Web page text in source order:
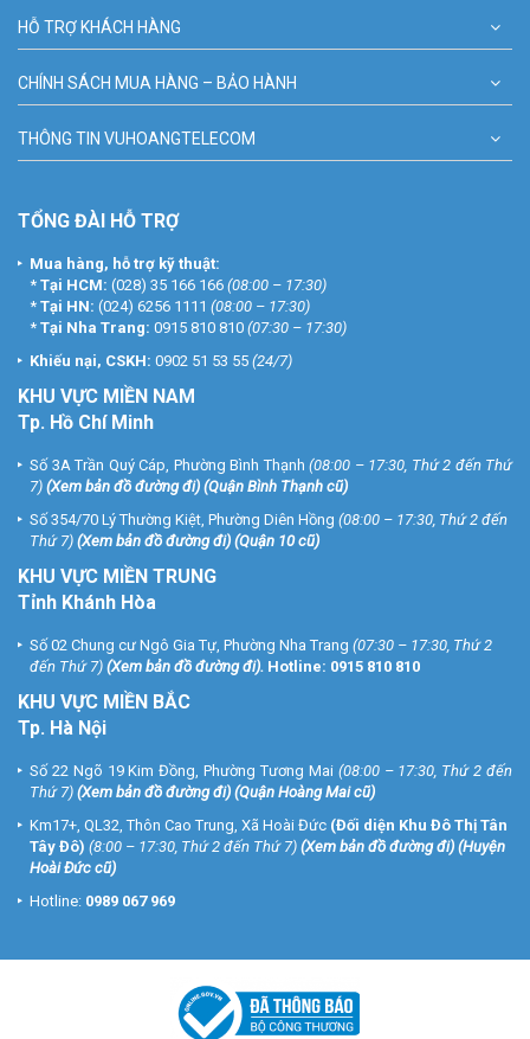
HỖ TRỢ KHÁCH HÀNG
CHÍNH SÁCH MUA HÀNG – BẢO HÀNH
THÔNG TIN VUHOANGTELECOM
TỔNG ĐÀI HỖ TRỢ
Mua hàng, hỗ trợ kỹ thuật:
* Tại HCM: (028) 35 166 166 (08:00 – 17:30)
* Tại HN: (024) 6256 1111 (08:00 – 17:30)
* Tại Nha Trang: 0915 810 810 (07:30 – 17:30)
Khiếu nại, CSKH: 0902 51 53 55 (24/7)
KHU VỰC MIỀN NAM
Tp. Hồ Chí Minh
Số 3A Trần Quý Cáp, Phường Bình Thạnh (08:00 – 17:30, Thứ 2 đến Thứ
7) (Xem bản đồ đường đi) (Quận Bình Thạnh cũ)
Số 354/70 Lý Thường Kiệt, Phường Diên Hồng (08:00 – 17:30, Thứ 2 đến
Thứ 7) (Xem bản đồ đường đi) (Quận 10 cũ)
KHU VỰC MIỀN TRUNG
Tỉnh Khánh Hòa
Số 02 Chung cư Ngô Gia Tự, Phường Nha Trang (07:30 – 17:30, Thứ 2
đến Thứ 7) (Xem bản đồ đường đi). Hotline: 0915 810 810
KHU VỰC MIỀN BẮC
Tp. Hà Nội
Số 22 Ngõ 19 Kim Đồng, Phường Tương Mai (08:00 – 17:30, Thứ 2 đến
Thứ 7) (Xem bản đồ đường đi) (Quận Hoàng Mai cũ)
Km17+, QL32, Thôn Cao Trung, Xã Hoài Đức (Đối diện Khu Đô Thị Tân
Tây Đô) (8:00 – 17:30, Thứ 2 đến Thứ 7) (Xem bản đồ đường đi) (Huyện
Hoài Đức cũ)
Hotline: 0989 067 969